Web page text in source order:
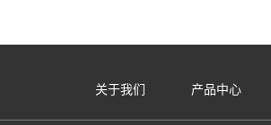
关于我们 产品中心